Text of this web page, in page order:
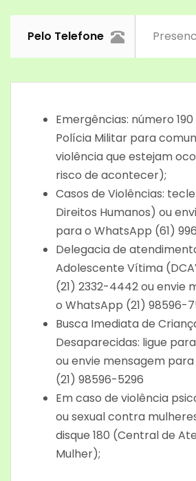
Pelo Telefone
Emergências: número
Polícia Militar para
violência que estejam
risco de acontecer);
Casos de Violências:
Direitos Humanos) ou
para o WhatsApp (61)
Delegacia de
Adolescente Vítima
(21) 2332-4442 ou envie
o WhatsApp (21) 98596-
Busca Imediata de
Desaparecidas: ligue
ou envie mensagem
(21) 98596-5296
Em caso de violência
ou sexual contra
disque 180 (Central de
Mulher);